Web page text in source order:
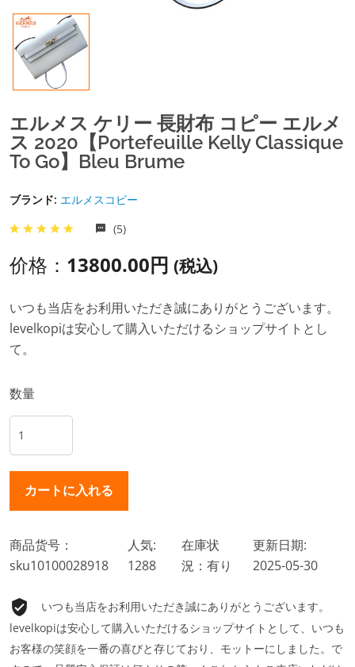
エルメス ケリー 長財布 コピー エルメ
ス 2020【Portefeuille Kelly Classique
To Go】Bleu Brume
ブランド: エルメスコピー
(5)
价格： 13800.00円 (税込)
いつも当店をお利用いただき誠にありがとうございます。
levelkopiは安心して購入いただけるショップサイトとし
て。
数量
商品货号：
sku10100028918
人気:
1288
在庫状
況：有り
更新日期:
2025-05-30
いつも当店をお利用いただき誠にありがとうございます。
levelkopiは安心して購入いただけるショップサイトとして、いつも
お客様の笑顔を一番の喜びと存じており、モットーにしました。で